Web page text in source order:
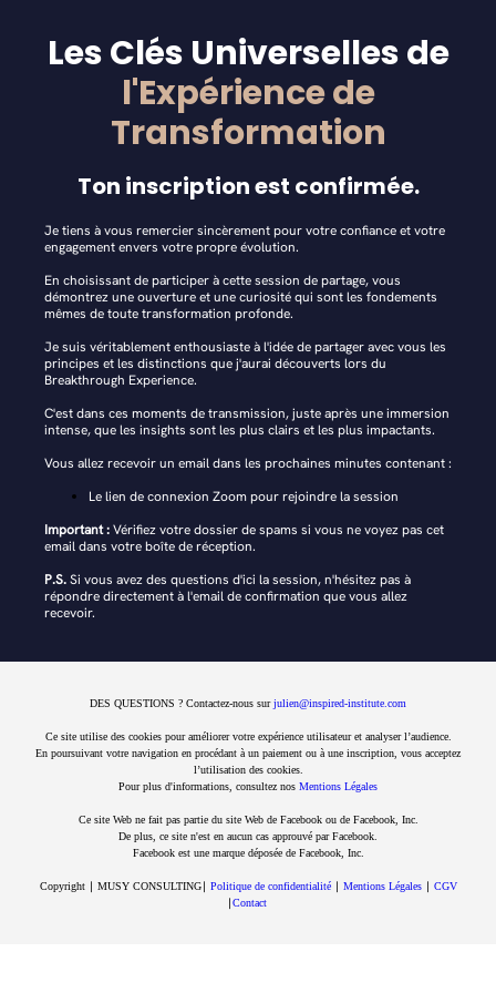
Les Clés Universelles de
l'Expérience de
Transformation
Ton inscription est confirmée.
Je tiens à vous remercier sincèrement pour votre confiance et votre
engagement envers votre propre évolution.
En choisissant de participer à cette session de partage, vous
démontrez une ouverture et une curiosité qui sont les fondements
mêmes de toute transformation profonde.
Je suis véritablement enthousiaste à l'idée de partager avec vous les
principes et les distinctions que j'aurai découverts lors du
Breakthrough Experience.
C'est dans ces moments de transmission, juste après une immersion
intense, que les insights sont les plus clairs et les plus impactants.
Vous allez recevoir un email dans les prochaines minutes contenant :
Le lien de connexion Zoom pour rejoindre la session
Important :Vérifiez votre dossier de spams si vous ne voyez pas cet
email dans votre boîte de réception.
P.S.Si vous avez des questions d'ici la session, n'hésitez pas à
répondre directement à l'email de confirmation que vous allez
recevoir.
DES QUESTIONS ? Contactez-nous surjulien@inspired-institute.com
Ce site utilise des cookies pour améliorer votre expérience utilisateur et analyser l’audience.
En poursuivant votre navigation en procédant à un paiement ou à une inscription, vous acceptez
l’utilisation des cookies.
Pour plus d'informations, consultez nos Mentions Légales
Ce site Web ne fait pas partie du site Web de Facebook ou de Facebook, Inc.
De plus, ce site n'est en aucun cas approuvé par Facebook.
Facebook est une marque déposée de Facebook, Inc.
Copyright ∣ MUSY CONSULTING∣ Politique de confidentialité∣ Mentions Légales∣ CGV
∣Contact